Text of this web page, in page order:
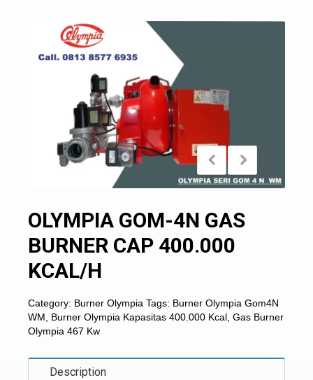
OLYMPIA GOM-4N GAS
BURNER CAP 400.000
KCAL/H
Category: Burner Olympia Tags: Burner Olympia Gom4N
WM
Burner Olympia Kapasitas 400.000 Kcal Gas Burner
Olympia 467 Kw
Description